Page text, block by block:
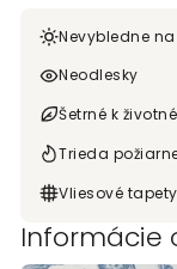
Nevybledne
Neodlesky
Šetrné k
Trieda
Vliesové tapety
Informácie